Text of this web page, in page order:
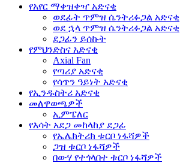
የአየር ማቀዝቀዣ አድናቂ
ወደፊት ጥምዝ ሴንትሪፉጋል አድናቂ
ወደ ኋላ ጥምዝ ሴንትሪፉጋል አድናቂ
ደጋፊን ይሰኩት
የምህንድስና አድናቂ
Axial Fan
የጣሪያ አድናቂ
የሳጥን ዓይነት አድናቂ
የኢንዱስትሪ አድናቂ
መለዋወጫዎች
ኢምፔለር
የእሳት አደጋ መከላከያ ደጋፊ
የኤሌክትሪክ ቱርቦ ነፋሻዎች
ጋዝ ቱርቦ ነፋሻዎች
በውሃ የተጎላበተ ቱርቦ ነፋሻዎች